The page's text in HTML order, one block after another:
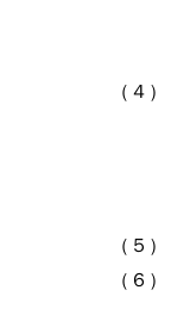
（４）
（５）
（６）